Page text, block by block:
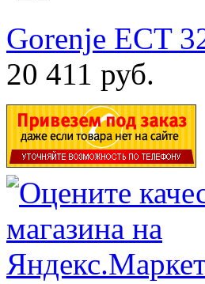
Gorenje ECT
20 411 руб.